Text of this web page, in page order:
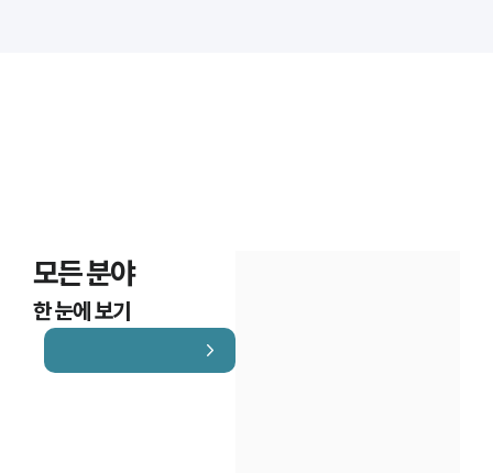
모든 분야
한 눈에 보기